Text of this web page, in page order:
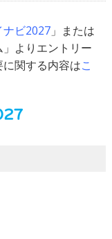
ナビ2027」または
よりエントリー
関する内容はこ